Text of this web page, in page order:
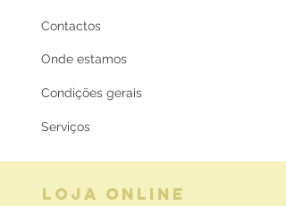
Contactos
Onde estamos
Condições gerais
Serviços
LOJA ONLINE